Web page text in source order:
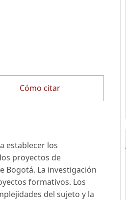
Cómo citar
establecer los
proyectos de
Bogotá. La investigación
formativos. Los
del sujeto y la